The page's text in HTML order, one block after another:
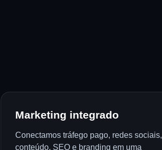
Marketing integrado
Conectamos tráfego pago, redes sociais,
conteúdo, SEO e branding em uma